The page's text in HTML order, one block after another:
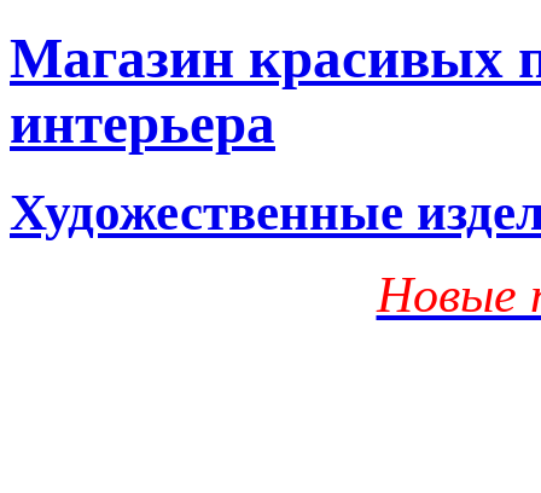
Магазин красивых
интерьера
Художественные
Новые